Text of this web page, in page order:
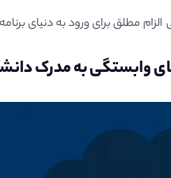
مطلق برای ورود به دنیای
وابستگی به مدرک